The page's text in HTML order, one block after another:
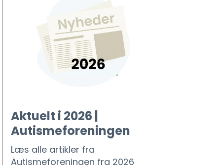
Aktuelt i 2026 |
Autismeforeningen
Læs alle artikler fra
Autismeforeningen fra 2026